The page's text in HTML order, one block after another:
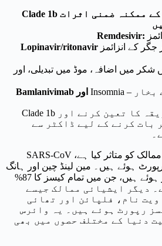
Clade 1b کے علاج کے اختیارات کے ممکنہ ضمنی اثرات
Remdesivir:
جگر کے انزائمز
شکر میں اضافہ، موڈ میں تبدیلی، اور
Bamlanivimab اور Insomnia – متعلقہ ردعمل، جیسے بخار
Clade 1b کے علاج کے بہترین طریقہ کا تعین کرنے اور
بات کرنے کے لیے ڈاکٹر سے
SARS-CoV کی وبا نے دنیا بھر کے کئی ممالک کو متاثر کیا ہے،
ہوئے ہیں۔ مین لینڈ چین اور ہانگ
کانگ سب سے زیادہ متاثر ہوئے ہیں، جن میں تمام کیسز کا 87%
اموات کا 84% ہے۔ دیگر ایشیائی ممالک جیسے
نام، فلپائن اور تھائی
رپورٹ ہوئے ہیں۔ یہ وائرس
دنیا کے مختلف حصوں میں بھی